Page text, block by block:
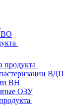
ВО
продукта
ВДП
ВН
ОЗУ